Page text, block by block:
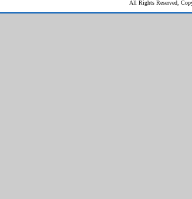
All Rights Reserved,